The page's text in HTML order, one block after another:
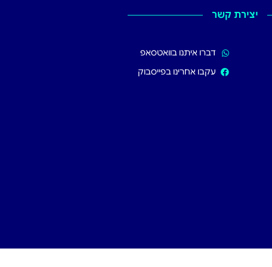
יצירת קשר
דברו איתנו בוואטסאפ
עקבו אחרינו בפייסבוק